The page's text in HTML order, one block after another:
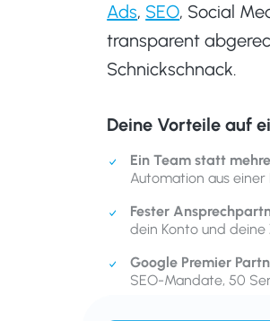
Ads, SEO, Social
transparent
Schnickschnack.
Deine Vorteile auf
Ein Team statt
Automation aus
Fester
dein Konto und deine
Google Premier
SEO-Mandate, 50